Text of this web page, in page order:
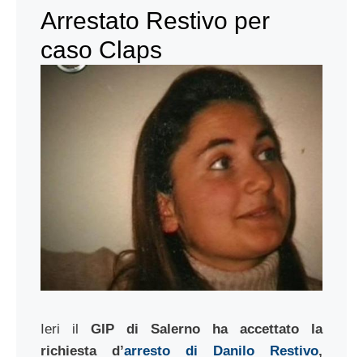
Arrestato Restivo per
caso Claps
Ieri il GIP di Salerno ha accettato la
richiesta d’arresto di Danilo Restivo,